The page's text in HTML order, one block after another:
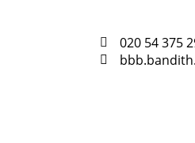
020 54 375